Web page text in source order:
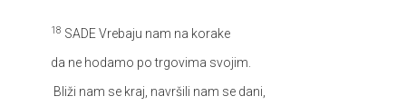
18 SADEVrebaju nam na korake
da ne hodamo po trgovima svojim.
Bliži nam se kraj, navršili nam se dani,